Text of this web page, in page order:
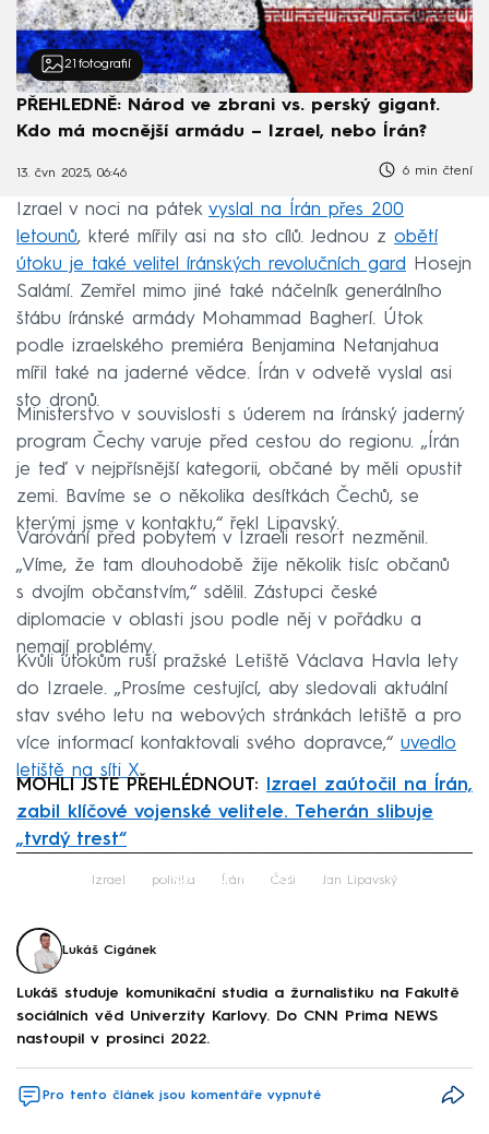
21 fotografií
PŘEHLEDNĚ: Národ ve zbrani vs. perský gigant.
Kdo má mocnější armádu – Izrael, nebo Írán?
13. čvn 2025, 06:46 6 min čtení
Izrael v noci na pátek vyslal na Írán přes 200
letounů, které mířily asi na sto cílů. Jednou z obětí
útoku je také velitel íránských revolučních gard Hosejn
Salámí. Zemřel mimo jiné také náčelník generálního
štábu íránské armády Mohammad Bagherí. Útok
podle izraelského premiéra Benjamina Netanjahua
mířil také na jaderné vědce. Írán v odvetě vyslal asi
sto dronů.
Ministerstvo v souvislosti s úderem na íránský jaderný
program Čechy varuje před cestou do regionu. „Írán
je teď v nejpřísnější kategorii, občané by měli opustit
zemi. Bavíme se o několika desítkách Čechů, se
kterými jsme v kontaktu,“ řekl Lipavský.
Varování před pobytem v Izraeli resort nezměnil.
„Víme, že tam dlouhodobě žije několik tisíc občanů
s dvojím občanstvím,“ sdělil. Zástupci české
diplomacie v oblasti jsou podle něj v pořádku a
nemají problémy.
Kvůli útokům ruší pražské Letiště Václava Havla lety
do Izraele. „Prosíme cestující, aby sledovali aktuální
stav svého letu na webových stránkách letiště a pro
více informací kontaktovali svého dopravce,“ uvedlo
letiště na síti X.
MOHLI JSTE PŘEHLÉDNOUT: Izrael zaútočil na Írán,
zabil klíčové vojenské velitele. Teherán slibuje
„tvrdý trest“
Failed to fetch
Izrael politika Írán Češi Jan Lipavský
Lukáš Cigánek
Lukáš studuje komunikační studia a žurnalistiku na Fakultě
sociálních věd Univerzity Karlovy. Do CNN Prima NEWS
nastoupil v prosinci 2022.
Pro tento článek jsou komentáře vypnuté